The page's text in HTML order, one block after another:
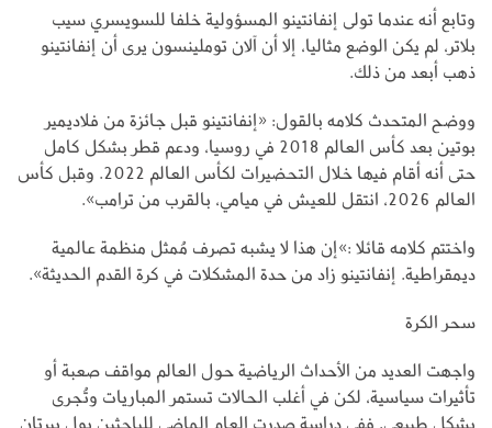
وتابع أنه عندما تولى إنفانتينو المسؤولية خلفا للسويسري سيب
بلاتر، لم يكن الوضع مثاليا، إلا أن آلان توملينسون يرى أن إنفانتينو
ذهب أبعد من ذلك.
ووضح المتحدث كلامه بالقول: «إنفانتينو قبل جائزة من فلاديمير
بوتين بعد كأس العالم 2018 في روسيا، ودعم قطر بشكل كامل
حتى أنه أقام فيها خلال التحضيرات لكأس العالم 2022. وقبل كأس
العالم 2026، انتقل للعيش في ميامي، بالقرب من ترامب».
واختتم كلامه قائلا :»إن هذا لا يشبه تصرف مُمثل منظمة عالمية
ديمقراطية. إنفانتينو زاد من حدة المشكلات في كرة القدم الحديثة».
سحر الكرة
واجهت العديد من الأحداث الرياضية حول العالم مواقف صعبة أو
تأثيرات سياسية، لكن في أغلب الحالات تستمر المباريات وتُجرى
بشكل طبيعي. ففي دراسة صدرت العام الماضي للباحثين بول بيرتان